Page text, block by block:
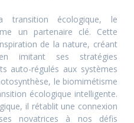
transition écologique, le
un partenaire clé. Cette
de la nature, créant
imitant ses stratégies
auto-régulés aux systèmes
le biomimétisme
écologique intelligente.
il rétablit une connexion
novatrices à nos défis